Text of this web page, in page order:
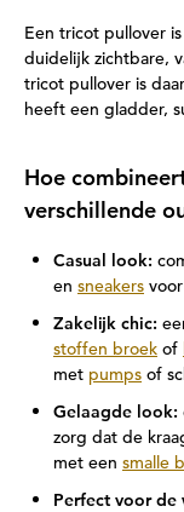
Een tricot pullover
duidelijk zichtbare,
tricot pullover is
heeft een gladder,
Hoe
verschillende
Casual look:
en sneakers
Zakelijk chic:
stoffen broek of
met pumps of
Gelaagde look:
zorg dat de
met een smalle
Perfect voor de